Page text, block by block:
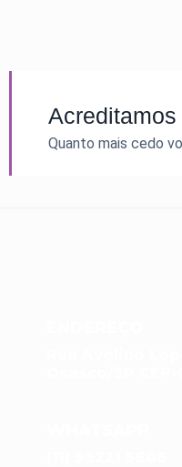
Quanto mais cedo